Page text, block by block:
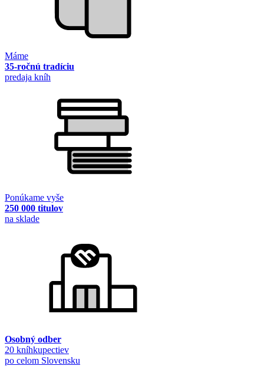
Máme
35-ročnú tradíciu
predaja kníh
Ponúkame vyše
250 000 titulov
na sklade
Osobný odber
20 kníhkupectiev
po celom Slovensku